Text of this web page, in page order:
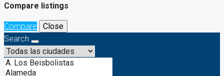
Compare listings
Compare
Close
Search